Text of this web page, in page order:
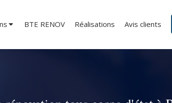
BTE RENOV Réalisations Avis clients